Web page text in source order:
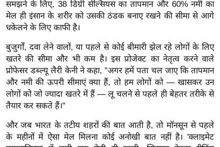
हॉ
ली
ड
फि
ल्म
स
मी
क्षा
B
समझने के लिए, 38 डिग्री सेल्सियस का तापमान और 60% नमी का
मेल ही इंसान के शरीर को उसकी ठंडक बनाए रखने की सीमा से आगे
धकेलने के लिए काफी है।
बुजुर्गों, दवा लेने वालों, या पहले से कोई बीमारी झेल रहे लोगों के लिए
खतरे की सीमा और भी कम है। इस प्रोजेक्ट का नेतृत्व करने वाले
प्रोफेसर डब्ल्यू लैरी केनी ने कहा, "अगर हमें पता चल जाए कि तापमान
और नमी की ऊपरी सीमाएं क्या हैं, तो हम लोगों को — खासकर उन
लोगों को जो ज्यादा खतरे में हैं — लू चलने से पहले ही बेहतर तरीके से
तैयार कर सकते हैं।"
और जब भारत के तटीय शहरों की बात आती है, तो मॉनसून से पहले
के महीनों में ऐसा मेल मिलना कोई अनोखी बात नहीं है। 'क्लाइमेट